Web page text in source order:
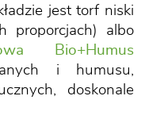
jest torf niski
proporcjach) albo
Bio+Humus
i humusu,
doskonale